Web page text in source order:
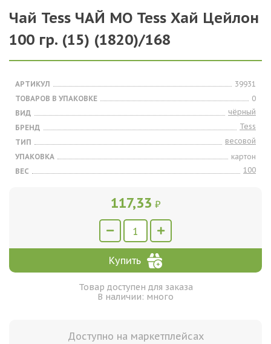
Чай Tess ЧАЙ МО Tess Хай Цейлон
100 гр. (15) (1820)/168
АРТИКУЛ
39931
ТОВАРОВ В УПАКОВКЕ
0
ВИД
чёрный
БРЕНД
Tess
ТИП
весовой
УПАКОВКА
картон
ВЕС
100
117,33 ₽
Купить
Товар доступен для заказа
В наличии: много
Доступно на маркетплейсах